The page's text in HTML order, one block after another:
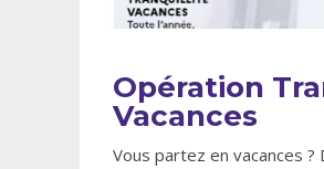
Opération
Vacances
Vous partez en vacances ?